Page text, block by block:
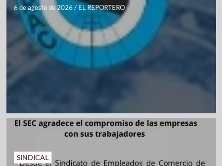
6 de agosto de 2026 / EL REPORTERO
SINDICAL